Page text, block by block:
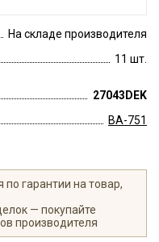
На складе производителя
11 шт.
27043DEK
ВА-751
гарантии на товар,
— покупайте
производителя